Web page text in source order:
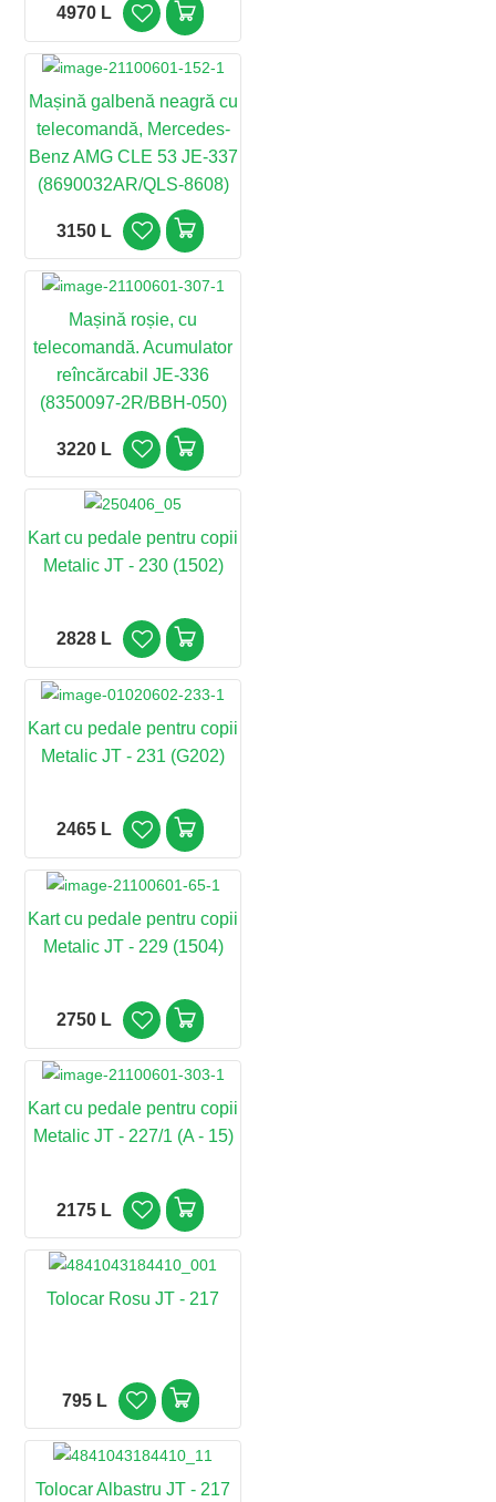
4970 L
Mașină galbenă neagră cu
telecomandă, Mercedes-
Benz AMG CLE 53 JE-337
(8690032AR/QLS-8608)
3150 L
Mașină roșie, cu
telecomandă. Acumulator
reîncărcabil JE-336
(8350097-2R/BBH-050)
3220 L
Kart cu pedale pentru copii
Metalic JT - 230 (1502)
2828 L
Kart cu pedale pentru copii
Metalic JT - 231 (G202)
2465 L
Kart cu pedale pentru copii
Metalic JT - 229 (1504)
2750 L
Kart cu pedale pentru copii
Metalic JT - 227/1 (A - 15)
2175 L
Tolocar Rosu JT - 217
795 L
Tolocar Albastru JT - 217